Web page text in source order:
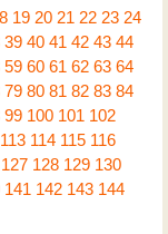
19 20 21 22 23 24
39 40 41 42 43 44
59 60 61 62 63 64
79 80 81 82 83 84
99 100 101 102
113 114 115 116
127 128 129 130
141 142 143 144